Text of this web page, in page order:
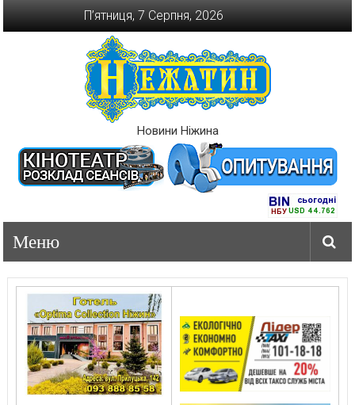
П’ятниця, 7 Серпня, 2026
Новини Ніжина